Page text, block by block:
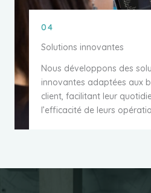
04
Solutions innovantes
Nous développons des
innovantes adaptées aux
client, facilitant leur
l’efficacité de leurs